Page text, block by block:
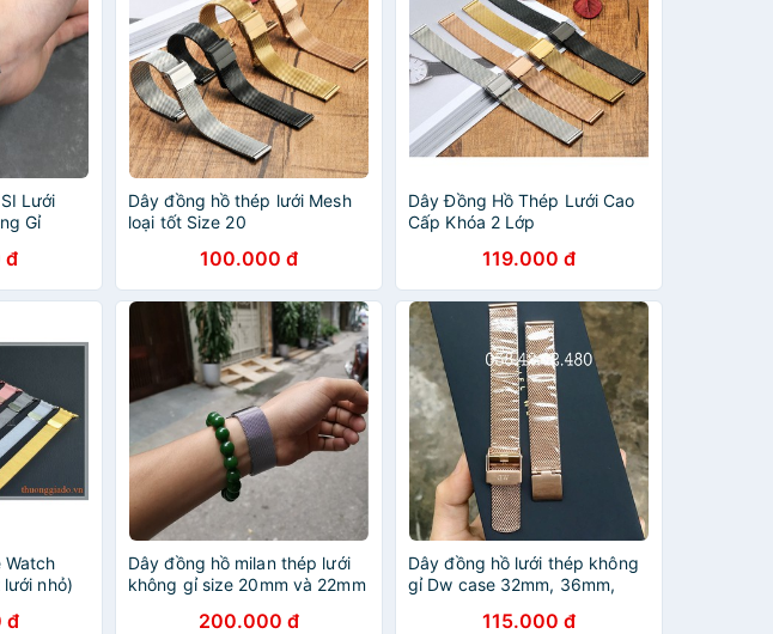
Lưới
Gỉ
đ
Dây đồng hồ thép lưới Mesh
loại tốt Size 20
100.000 đ
Dây Đồng Hồ Thép Lưới Cao
Cấp Khóa 2 Lớp
119.000 đ
Watch
nhỏ)
đ
Dây đồng hồ milan thép lưới
không gỉ size 20mm và 22mm
200.000 đ
Dây đồng hồ lưới thép không
gỉ Dw case 32mm, 36mm,
115.000 đ